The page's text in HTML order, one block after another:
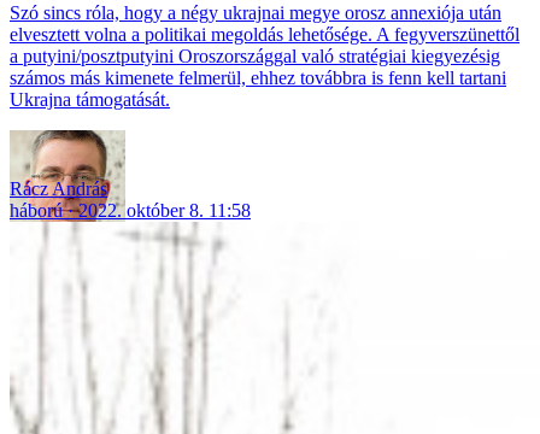
Szó sincs róla, hogy a négy ukrajnai megye orosz annexiója után
elvesztett volna a politikai megoldás lehetősége. A fegyverszünettől
a putyini/posztputyini Oroszországgal való stratégiai kiegyezésig
számos más kimenete felmerül, ehhez továbbra is fenn kell tartani
Ukrajna támogatását.
Rácz András
háború
2022. október 8. 11:58